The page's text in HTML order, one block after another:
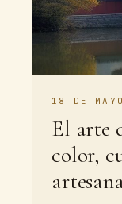
18 DE
El arte
color,